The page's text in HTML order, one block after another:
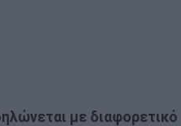
με διαφορετικό